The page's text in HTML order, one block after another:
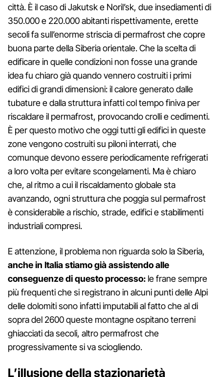
città. È il caso di Jakutsk e Noril’sk, due insediamenti di
350.000 e 220.000 abitanti rispettivamente, erette
secoli fa sull’enorme striscia di permafrost che copre
buona parte della Siberia orientale. Che la scelta di
edificare in quelle condizioni non fosse una grande
idea fu chiaro già quando vennero costruiti i primi
edifici di grandi dimensioni: il calore generato dalle
tubature e dalla struttura infatti col tempo finiva per
riscaldare il permafrost, provocando crolli e cedimenti.
È per questo motivo che oggi tutti gli edifici in queste
zone vengono costruiti su piloni interrati, che
comunque devono essere periodicamente refrigerati
a loro volta per evitare scongelamenti. Ma è chiaro
che, al ritmo a cui il riscaldamento globale sta
avanzando, ogni struttura che poggia sul permafrost
è considerabile a rischio, strade, edifici e stabilimenti
industriali compresi.
E attenzione, il problema non riguarda solo la Siberia,
anche in Italia stiamo già assistendo alle
conseguenze di questo processo: le frane sempre
più frequenti che si registrano in alcuni punti delle Alpi
delle dolomiti sono infatti imputabili al fatto che al di
sopra del 2600 queste montagne ospitano terreni
ghiacciati da secoli, altro permafrost che
progressivamente si va sciogliendo.
L’illusione della stazionarietà